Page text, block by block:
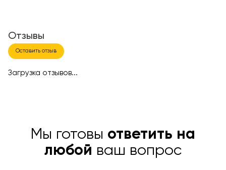
Отзывы
Оставить отзыв
Загрузка отзывов...
Мы готовы ответить на
любой ваш вопрос